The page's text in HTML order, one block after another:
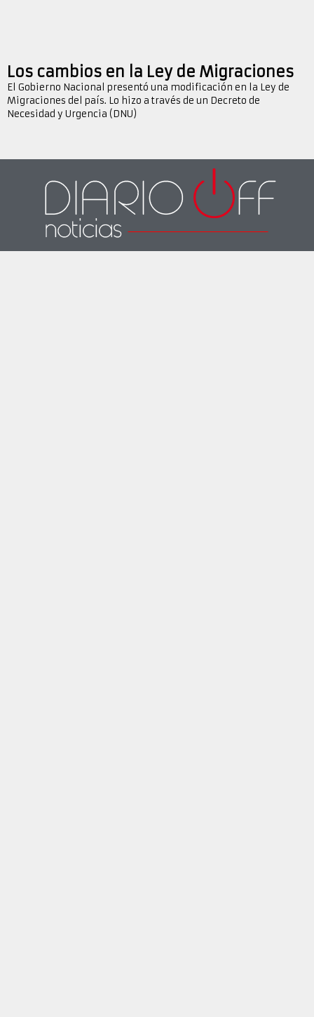
Los cambios en la Ley de Migraciones
El Gobierno Nacional presentó una modificación en la Ley de
Migraciones del país. Lo hizo a través de un Decreto de
Necesidad y Urgencia (DNU)